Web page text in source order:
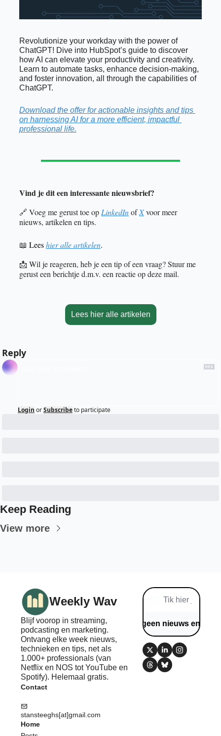
Revolutionize your workday with the power of
ChatGPT! Dive into HubSpot’s guide to discover
how AI can elevate your productivity and creativity.
Learn to automate tasks, enhance decision-making,
and foster innovation, all through the capabilities of
ChatGPT.
Download the offer for actionable insights and tips
on harnessing AI for a more efficient, impactful
professional life.
Vind je dit een interessante nieuwsbrief?
🔗 Voeg me gerust toe op LinkedIn of X voor meer
nieuws, artikelen en tips.
📖 Lees hier alle artikelen.
📩 Wil je reageren, heb je een tip of een vraag? Stuur me
gerust een berichtje d.m.v. een reactie op deze mail.
Lees hier alle artikelen
Reply
Login orSubscribeto participate
Keep Reading
View more
Weekly Wav
Blijf voorop in streaming,
podcasting en marketing.
Ontvang elke week nieuws,
technieken en tips, net als
1.000+ professionals (van
Netflix en NOS tot YouTube en
Spotify). Helemaal gratis.
Mis geen nieuws en tips
Contact
stansteeghs[at]gmail.com
Home